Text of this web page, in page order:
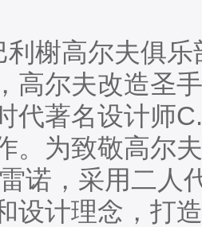
利榭高尔夫俱
高尔夫改造圣
代著名设计师
。为致敬高尔
诺，采用二人
设计理念，打